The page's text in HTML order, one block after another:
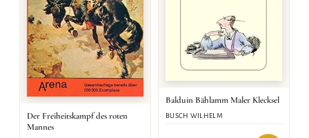
Der Freiheitskampf des roten
Mannes
Balduin Bählamm Maler Klecksel
BUSCH WILHELM